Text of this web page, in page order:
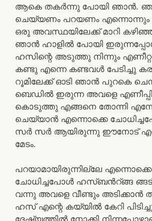
ആകെ തകർന്നു പോയി ഞാൻ.
ചെയ്യണം പറയണം എന്നൊന്നും
ഒരു അവസ്ഥയിലേക്ക് മാറി
ഞാൻ ഹാളിൽ പോയി
ഹസിന്റെ അടുത്തു നിന്നും
കണ്ടു എന്നെ കണ്ടവൾ പേടിച്ചു
റൂമിലേക്ക്‌ ഓടി ഞാൻ പുറകെ
ബെഡിൽ ഇരുന്ന അവളെ
കൊടുത്തു എങ്ങനെ തോന്നി
ചെയ്യാൻ എന്നൊക്കെ
സർ സർ ആയിരുന്നു ഈനോട്
മേടം.
പറയാമായിരുന്നില്ലേ എന്നൊക്കെ
ചോധിച്ചപോൾ ഹസ്ബൻറ്ങ്ങ
വന്നു അവളെ വീണ്ടും അടിക്കാൻ
ഹസ് എന്റെ കയ്യിൽ കേറി
ദേഷ്യത്തിൽ നോക്കി